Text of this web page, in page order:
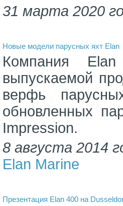
31 марта 2020
Новые модели парусных яхт Elan
Компания
выпускаемой
верфь
обновленных
Impression.
8 августа 2014
Elan Marine
Презентация Elan 400 на